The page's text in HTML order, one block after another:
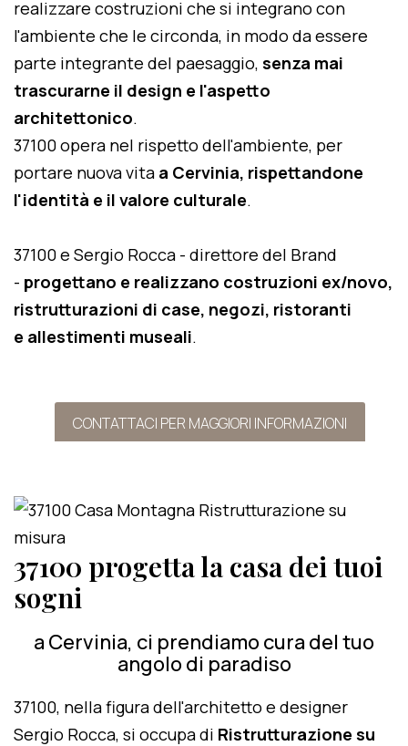
realizzare costruzioni che si integrano con
l'ambiente che le circonda, in modo da essere
parte integrante del paesaggio, senza mai
trascurarne il design e l'aspetto
architettonico.
37100 opera nel rispetto dell'ambiente, per
portare nuova vita a Cervinia, rispettandone
l'identità e il valore culturale.
37100 e Sergio Rocca - direttore del Brand
- progettano e realizzano costruzioni ex/novo,
ristrutturazioni di case, negozi, ristoranti
e allestimenti museali.
CONTATTACI PER MAGGIORI INFORMAZIONI
37100 progetta la casa dei tuoi
sogni
a Cervinia, ci prendiamo cura del tuo
angolo di paradiso
37100, nella figura dell'architetto e designer
Sergio Rocca, si occupa di Ristrutturazione su